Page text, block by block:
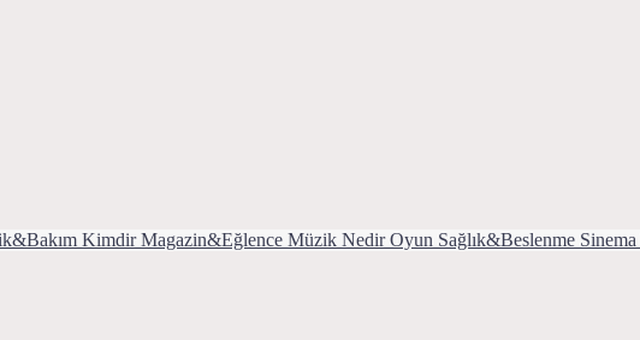
Kimdir Magazin&Eğlence Müzik Nedir Oyun Sağlık&Beslenme Sinema